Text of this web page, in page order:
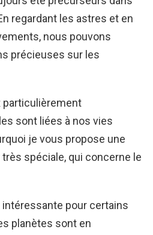
regardant les astres et en
nous pouvons
précieuses sur les
sont liées à nos vies
je vous propose une
spéciale, qui concerne le
pour certains
planètes sont en